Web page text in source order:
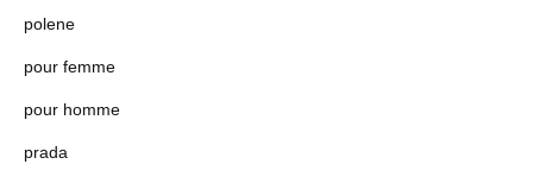
polene
pour femme
pour homme
prada